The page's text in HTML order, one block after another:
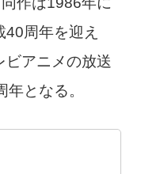
周年を迎え
ビアニメの放送
となる。